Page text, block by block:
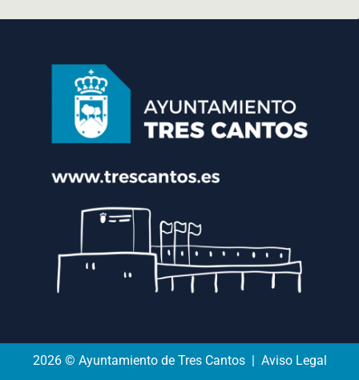
2026 © Ayuntamiento de Tres Cantos | Aviso Legal